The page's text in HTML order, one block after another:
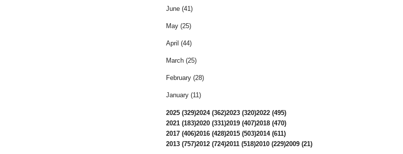
June (41)
May (25)
April (44)
March (25)
February (28)
January (11)
2025 (329)2024 (362)2023 (320)2022 (495)
2021 (183)2020 (331)2019 (407)2018 (470)
2017 (406)2016 (428)2015 (503)2014 (611)
2013 (757)2012 (724)2011 (518)2010 (229)2009 (21)